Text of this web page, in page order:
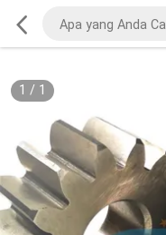
1 / 1